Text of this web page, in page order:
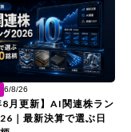
6/8/26
8月更新】AI関連株ラン
｜最新決算で選ぶ日